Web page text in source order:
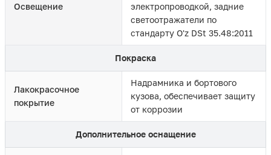
Освещение
электропроводкой, задние
светоотражатели по
стандарту O'z DSt 35.48:2011
Покраска
Лакокрасочное
покрытие
Надрамника и бортового
кузова, обеспечивает защиту
от коррозии
Дополнительное оснащение